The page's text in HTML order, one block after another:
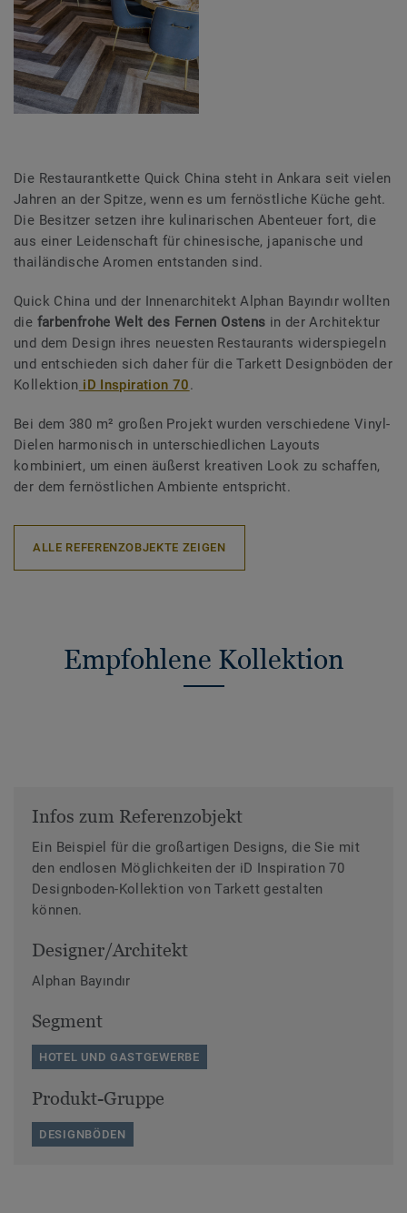
Die Restaurantkette Quick China steht in Ankara seit vielen
Jahren an der Spitze, wenn es um fernöstliche Küche geht.
Die Besitzer setzen ihre kulinarischen Abenteuer fort, die
aus einer Leidenschaft für chinesische, japanische und
thailändische Aromen entstanden sind.
Quick China und der Innenarchitekt Alphan Bayındır wollten
die farbenfrohe Welt des Fernen Ostens in der Architektur
und dem Design ihres neuesten Restaurants widerspiegeln
und entschieden sich daher für die Tarkett Designböden der
Kollektion iD Inspiration 70.
Bei dem 380 m² großen Projekt wurden verschiedene Vinyl-
Dielen harmonisch in unterschiedlichen Layouts
kombiniert, um einen äußerst kreativen Look zu schaffen,
der dem fernöstlichen Ambiente entspricht.
ALLE REFERENZOBJEKTE ZEIGEN
Empfohlene Kollektion
Infos zum Referenzobjekt
Ein Beispiel für die großartigen Designs, die Sie mit
den endlosen Möglichkeiten der iD Inspiration 70
Designboden-Kollektion von Tarkett gestalten
können.
Designer/Architekt
Alphan Bayındır
Segment
HOTEL UND GASTGEWERBE
Produkt-Gruppe
DESIGNBÖDEN